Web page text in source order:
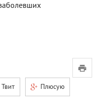
Твит Плюсую